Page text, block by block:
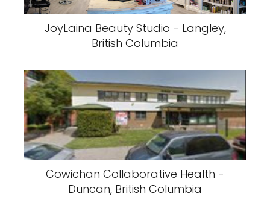
JoyLaina Beauty Studio - Langley,
British Columbia
Cowichan Collaborative Health -
Duncan, British Columbia